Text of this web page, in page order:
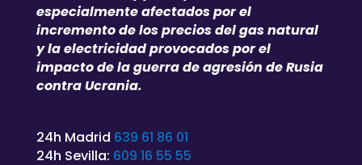
especialmente afectados por el
incremento de los precios del gas natural
y la electricidad provocados por el
impacto de la guerra de agresión de Rusia
contra Ucrania.
24h Madrid 639 61 86 01
24h Sevilla: 609 16 55 55